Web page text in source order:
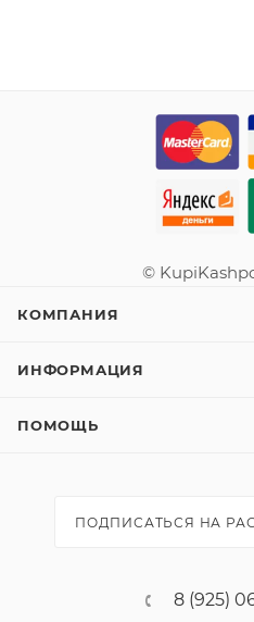
©
КОМПАНИЯ
ИНФОРМАЦИЯ
ПОМОЩЬ
ПОДПИСАТЬСЯ НА
8 (925)